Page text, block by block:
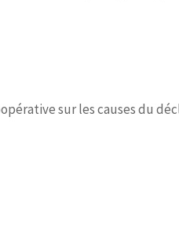
sur les causes du